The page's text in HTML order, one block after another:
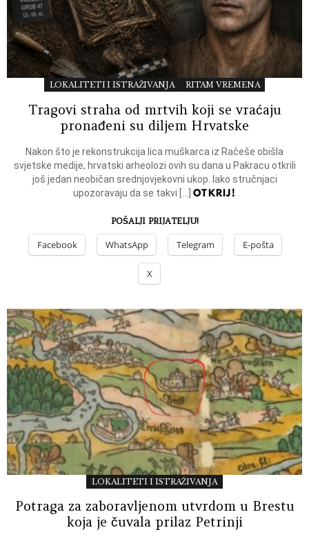
LOKALITETI I ISTRAŽIVANJA RITAM VREMENA
Tragovi straha od mrtvih koji se vraćaju
pronađeni su diljem Hrvatske
Nakon što je rekonstrukcija lica muškarca iz Račeše obišla
svjetske medije, hrvatski arheolozi ovih su dana u Pakracu otkrili
još jedan neobičan srednjovjekovni ukop. Iako stručnjaci
upozoravaju da se takvi […] OTKRIJ!
POŠALJI PRIJATELJU!
Facebook WhatsApp Telegram E-pošta
X
LOKALITETI I ISTRAŽIVANJA
Potraga za zaboravljenom utvrdom u Brestu
koja je čuvala prilaz Petrinji